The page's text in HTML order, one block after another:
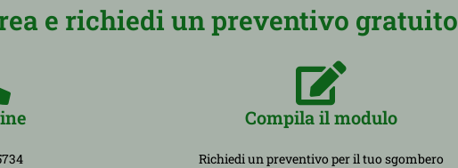
e richiedi un preventivo gratuito
Compila il modulo
Richiedi un preventivo per il tuo sgombero